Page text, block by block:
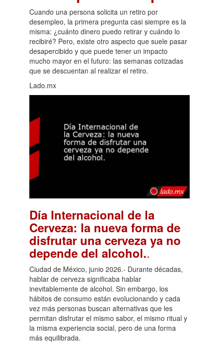
Cuando una persona solicita un retiro por
desempleo, la primera pregunta casi siempre es la
misma: ¿cuánto dinero puedo retirar y cuándo lo
recibiré? Pero, existe otro aspecto que suele pasar
desapercibido y que puede tener un impacto
mucho mayor en el futuro: las semanas cotizadas
que se descuentan al realizar el retiro.
Lado.mx
Día Internacional de la
Cerveza: la nueva forma de
disfrutar una cerveza ya no
depende del alcohol..
Ciudad de México, junio 2026.- Durante décadas,
hablar de cerveza significaba hablar
inevitablemente de alcohol. Sin embargo, los
hábitos de consumo están evolucionando y cada
vez más personas buscan alternativas que les
permitan disfrutar el mismo sabor, el mismo ritual y
la misma experiencia social, pero de una forma
más equilibrada.